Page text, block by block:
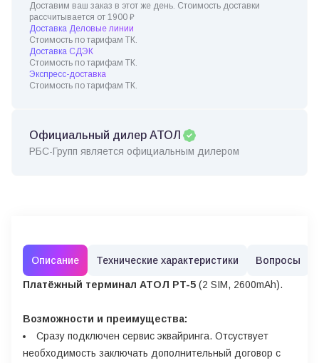
Доставим ваш заказ в этот же день. Стоимость доставки
рассчитывается от 1900 ₽
Доставка Деловые линии
Стоимость по тарифам ТК.
Доставка СДЭК
Стоимость по тарифам ТК.
Экспресс-доставка
Стоимость по тарифам ТК.
Официальный дилер АТОЛ
РБС-Групп является официальным дилером
Описание Технические характеристики Вопросы
Платёжный терминал АТОЛ PT-5 (2 SIM, 2600mAh).
Возможности и преимущества:
Сразу подключен сервис эквайринга. Отсуствует
необходимость заключать дополнительный договор с